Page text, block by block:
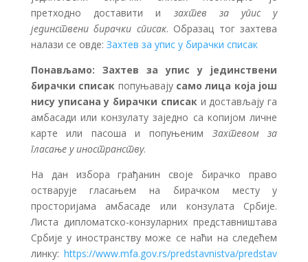
претходно доставити и захтев за упис у
јединствени бирачки списак. Образац тог захтева
налази се овде: Захтев за упис у бирачки списак
Понављамо:
Захтев за упис у јединствени
бирачки списак попуњавају само лица која још
нису уписана у бирачки списаки достављају га
амбасади или конзулату заједно са копијом личне
карте или пасоша и попуњеним Захтевом за
гласање у иностранству.
На дан избора грађанин своје бирачко право
остварује гласањем на бирачком месту у
просторијама амбасаде или конзулата Србије.
Листа дипломатско-конзуларних представништава
Србије у иностранству може се наћи на следећем
линку:https://www.mfa.gov.rs/predstavnistva/predstav